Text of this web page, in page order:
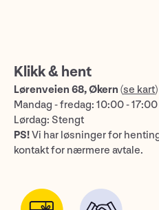
Klikk & hent
Lørenveien 68, Økern (se kart)
Mandag - fredag: 10:00 - 17:00
Lørdag: Stengt
PS!Vi har løsninger for
kontakt for nærmere avtale.